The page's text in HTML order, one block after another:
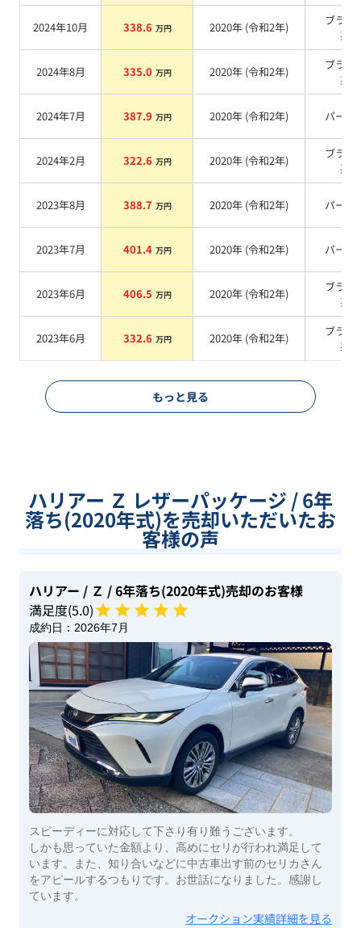
2024年10月 338.6 万円 2020年 (令和2年)
ブラッ
系
2024年8月 335.0 万円 2020年 (令和2年)
ブラッ
系
2024年7月 387.9 万円 2020年 (令和2年) パール
2024年2月 322.6 万円 2020年 (令和2年)
ブラッ
系
2023年8月 388.7 万円 2020年 (令和2年) パール
2023年7月 401.4 万円 2020年 (令和2年) パール
2023年6月 406.5 万円 2020年 (令和2年)
ブラッ
系
2023年6月 332.6 万円 2020年 (令和2年)
ブラッ
系
もっと見る
ハリアー Ｚ レザーパッケージ / 6年
落ち(2020年式)を売却いただいたお
客様の声
ハリアー / Ｚ / 6年落ち(2020年式)売却のお客様
満足度(5.0)
成約日： 2026年7月
スピーディーに対応して下さり有り難うございます。
しかも思っていた金額より、高めにセリが行われ満足して
います。また、知り合いなどに中古車出す前のセリカさん
をアピールするつもりです。お世話になりました。感謝し
ています。
オークション実績詳細を見る